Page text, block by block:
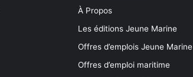
À Propos
Les éditions Jeune Marine
Offres d’emplois Jeune Marine
Offres d’emploi maritime